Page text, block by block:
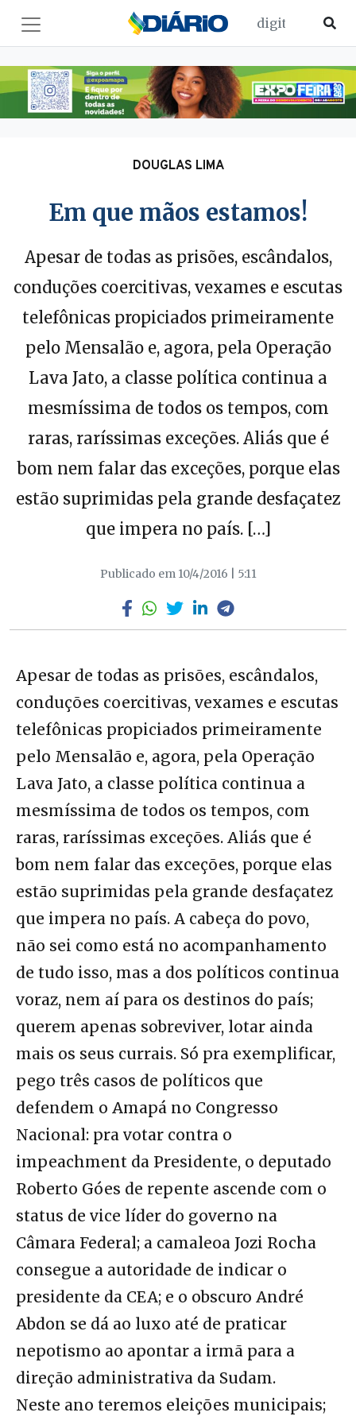
DOUGLAS LIMA
Em que mãos estamos!
Apesar de todas as prisões, escândalos,
conduções coercitivas, vexames e escutas
telefônicas propiciados primeiramente
pelo Mensalão e, agora, pela Operação
Lava Jato, a classe política continua a
mesmíssima de todos os tempos, com
raras, raríssimas exceções. Aliás que é
bom nem falar das exceções, porque elas
estão suprimidas pela grande desfaçatez
que impera no país. […]
Publicado em 10/4/2016 | 5:11
Apesar de todas as prisões, escândalos,
conduções coercitivas, vexames e escutas
telefônicas propiciados primeiramente
pelo Mensalão e, agora, pela Operação
Lava Jato, a classe política continua a
mesmíssima de todos os tempos, com
raras, raríssimas exceções. Aliás que é
bom nem falar das exceções, porque elas
estão suprimidas pela grande desfaçatez
que impera no país. A cabeça do povo,
não sei como está no acompanhamento
de tudo isso, mas a dos políticos continua
voraz, nem aí para os destinos do país;
querem apenas sobreviver, lotar ainda
mais os seus currais. Só pra exemplificar,
pego três casos de políticos que
defendem o Amapá no Congresso
Nacional: pra votar contra o
impeachment da Presidente, o deputado
Roberto Góes de repente ascende com o
status de vice líder do governo na
Câmara Federal; a camaleoa Jozi Rocha
consegue a autoridade de indicar o
presidente da CEA; e o obscuro André
Abdon se dá ao luxo até de praticar
nepotismo ao apontar a irmã para a
direção administrativa da Sudam.
Neste ano teremos eleições municipais;